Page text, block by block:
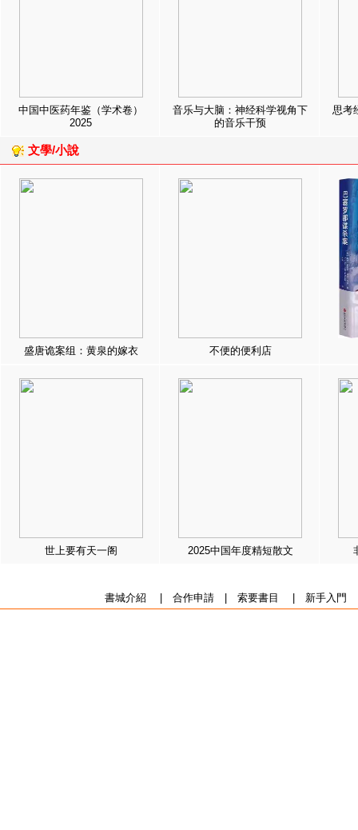
中国中医药年鉴（学术卷）
2025
音乐与大脑：神经科学视角下
的音乐干预
思考
文學/小說
盛唐诡案组：黄泉的嫁衣 不便的便利店
世上要有天一阁 2025中国年度精短散文
書城介紹 合作申請| 索要書目 新手入門